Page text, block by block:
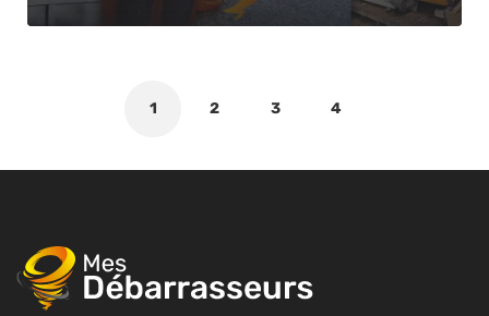
1 2 3 4